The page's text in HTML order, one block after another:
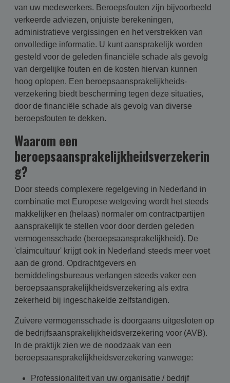
van uw medewerkers. Beroepsfouten zijn bijvoorbeeld
verkeerde adviezen, onjuiste berekeningen,
administratieve vergissingen en het verstrekken van
onvolledige informatie. U kunt aansprakelijk worden
gesteld voor de geleden financiële schade als gevolg
van dergelijke fouten en de kosten hiervan kunnen
hoog oplopen. Een beroepsaansprakelijk­heids­
verzekering biedt bescherming tegen deze situaties,
door de financiële schade als gevolg van diverse
beroepsfouten te dekken.
Waarom een
beroepsaansprakelijkheidsverzekerin
g?
Door steeds complexere regelgeving in Nederland in
combinatie met Europese wetgeving wordt het steeds
makkelijker en (helaas) normaler om contractpartijen
aansprakelijk te stellen voor door derden geleden
vermogensschade (beroepsaansprakelijkheid). De
'claimcultuur' krijgt ook in Nederland steeds meer voet
aan de grond. Opdrachtgevers en
bemiddelingsbureaus verlangen steeds vaker een
beroepsaansprakelijkheidsverzekering als extra
zekerheid bij ingeschakelde zelfstandigen.
Zuivere vermogensschade is doorgaans uitgesloten op
de bedrijfsaansprakelijkheidsverzekering voor (AVB).
In de praktijk zien we de noodzaak van een
beroepsaansprakelijkheidsverzekering vanwege:
Professionaliteit van uw organisatie / bedrijf